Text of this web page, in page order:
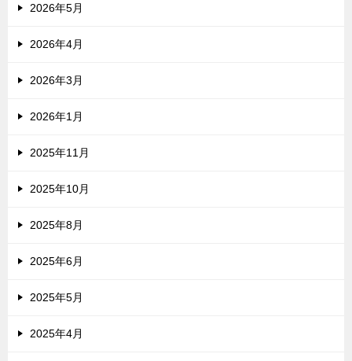
2026年5月
2026年4月
2026年3月
2026年1月
2025年11月
2025年10月
2025年8月
2025年6月
2025年5月
2025年4月